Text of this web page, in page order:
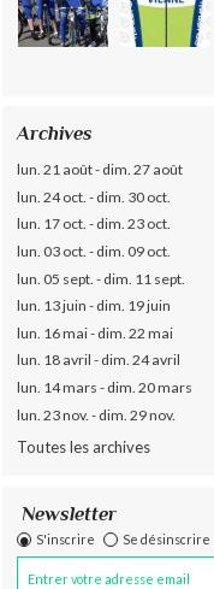
Archives
lun. 21 août - dim. 27 août
lun. 24 oct. - dim. 30 oct.
lun. 17 oct. - dim. 23 oct.
lun. 03 oct. - dim. 09 oct.
lun. 05 sept. - dim. 11 sept.
lun. 13 juin - dim. 19 juin
lun. 16 mai - dim. 22 mai
lun. 18 avril - dim. 24 avril
lun. 14 mars - dim. 20 mars
lun. 23 nov. - dim. 29 nov.
Toutes les archives
Newsletter
S'inscrire Se désinscrire